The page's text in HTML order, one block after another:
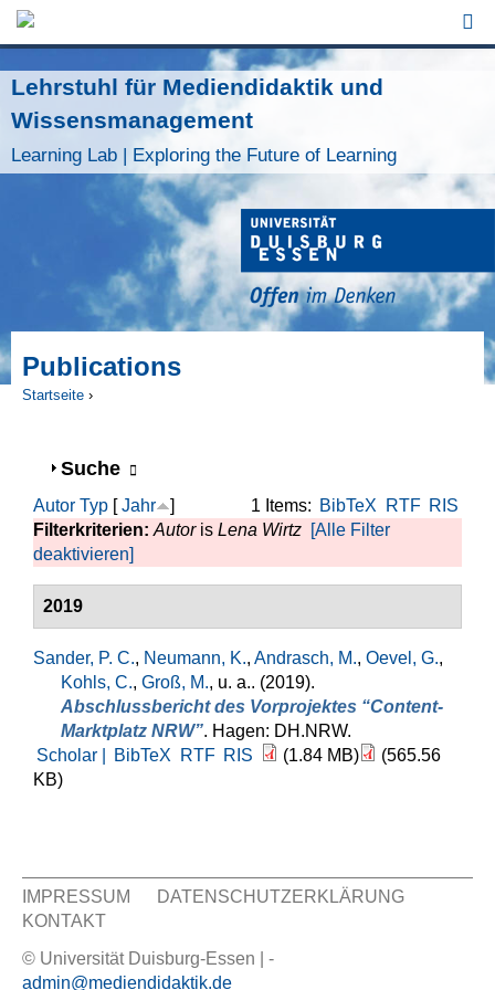
Jump to Navigation
Lehrstuhl für Mediendidaktik und
Wissensmanagement
Learning Lab | Exploring the Future of Learning
Publications
Startseite ›
Anzeigen
Suche
1 Items: BibTeX RTF RIS
Autor Typ [Jahr
]
Filterkriterien: Autoris Lena Wirtz [Alle Filter
deaktivieren]
2019
Sander, P. C., Neumann, K., Andrasch, M., Oevel, G.,
Kohls, C., Groß, M., u. a.. (2019).
Abschlussbericht des Vorprojektes “Content-
Marktplatz NRW”. Hagen: DH.NRW.
Scholar |
BibTeX RTF RIS (1.84 MB)
(565.56
KB)
Sekundär Menü
IMPRESSUM
DATENSCHUTZERKLÄRUNG
KONTAKT
© Universität Duisburg-Essen | -
admin@mediendidaktik.de